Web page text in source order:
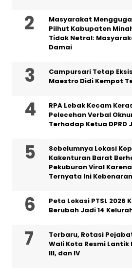
Masyarakat
Pilhut Kabupaten
Tidak Netral:
Damai
Campursari Tetap
Maestro Didi Kempot
RPA Lebak Kecam
Pelecehan Verbal
Terhadap Ketua
Sebelumnya Lokasi
Kakenturan Barat
Pekuburan Viral
Ternyata Ini
Peta Lokasi PTSL 2026
Berubah Jadi 14
‎Terbaru, Rotasi
Wali Kota Resmi Lantik
III, dan IV ‎